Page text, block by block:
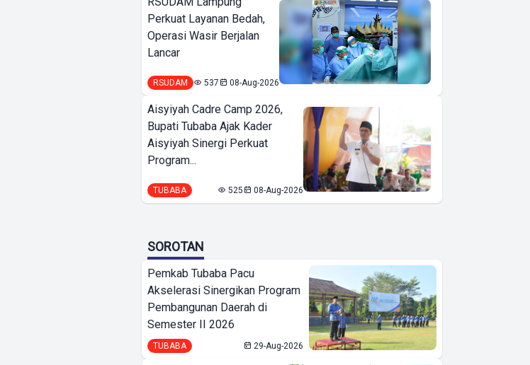
Perkuat Layanan Bedah,
Operasi Wasir Berjalan
Lancar
RSUDAM 537 08-Aug-2026
Aisyiyah Cadre Camp 2026,
Bupati Tubaba Ajak Kader
Aisyiyah Sinergi Perkuat
Program...
TUBABA 525 08-Aug-2026
SOROTAN
Pemkab Tubaba Pacu
Akselerasi Sinergikan Program
Pembangunan Daerah di
Semester II 2026
TUBABA 29-Aug-2026